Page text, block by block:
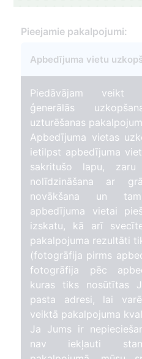
Pieejamie pakalpojumi:
Apbedījuma vietu
Piedāvājam veikt
ģenerālās
uzturēšanas
Apbedījuma vietas
ietilpst apbedījuma
sakritušo lapu, zaru
nolīdzināšana ar
novākšana un
apbedījuma vietai
izskatu, kā arī
pakalpojuma rezultāti
(fotogrāfija pirms
fotogrāfija pēc
kuras tiks nosūtītas
pasta adresi, lai
veiktā pakalpojuma
Ja Jums ir
nav iekļauti